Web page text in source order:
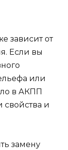
зависит от
Если вы
или
в АКПП
свойства и
замену